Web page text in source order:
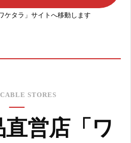
ケタラ」サイトへ移動します
STORES
―
営店「ワ